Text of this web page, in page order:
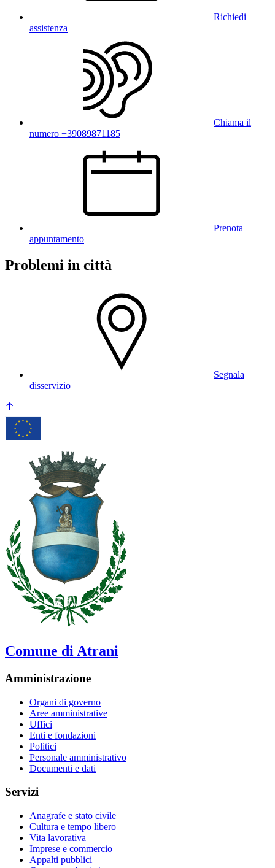
Richiedi
assistenza
Chiama il
numero +39089871185
Prenota
appuntamento
Problemi in città
Segnala
disservizio
Comune di Atrani
Amministrazione
Organi di governo
Aree amministrative
Uffici
Enti e fondazioni
Politici
Personale amministrativo
Documenti e dati
Servizi
Anagrafe e stato civile
Cultura e tempo libero
Vita lavorativa
Imprese e commercio
Appalti pubblici